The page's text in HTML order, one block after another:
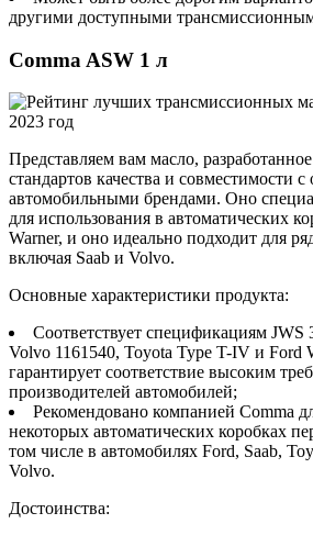
другими доступными
Comma ASW 1 л
Представляем вам масло,
стандартов качества и совместимости
автомобильными брендами. Оно
для использования в автоматических
Warner, и оно идеально подходит для
включая Saab и Volvo.
Основные характеристики продукта:
Соответствует спецификациям
Volvo 1161540, Toyota Type T-IV и Ford
гарантирует соответствие высоким
производителей автомобилей;
Рекомендовано компанией Comma
некоторых автоматических коробках
том числе в автомобилях Ford, Saab,
Volvo.
Достоинства: